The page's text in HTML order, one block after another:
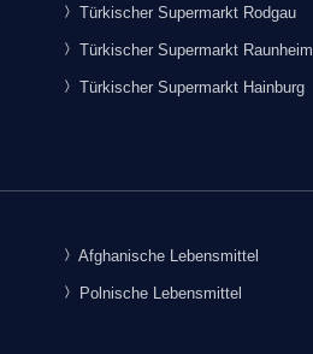
Türkischer Supermarkt Rodgau
Türkischer Supermarkt Raunheim
Türkischer Supermarkt Hainburg
Afghanische Lebensmittel
Polnische Lebensmittel